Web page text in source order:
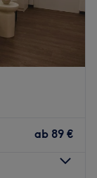
ab 89 €